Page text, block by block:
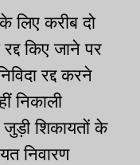
लिए करीब दो
किए जाने पर
रद्द करने
निकाली
शिकायतों के
निवारण